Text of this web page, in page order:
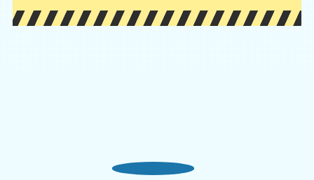
ます。
使用するなどで、対策できます。先ずは、どこから水漏れしているかを